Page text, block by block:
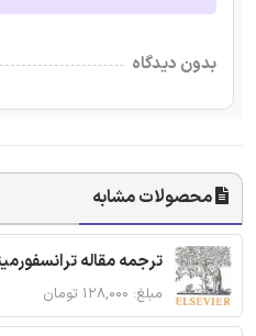
بدون دیدگاه
محصولات مشابه
ترجمه مقاله
مبلغ: ۱۲۸,۰۰۰ تومان